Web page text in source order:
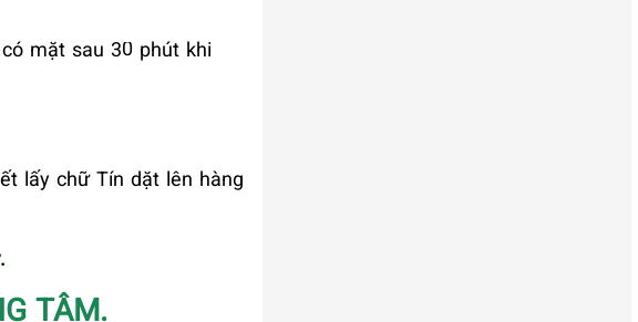
mặt sau 30 phút khi
lấy chữ Tín dặt lên hàng
TÂM.